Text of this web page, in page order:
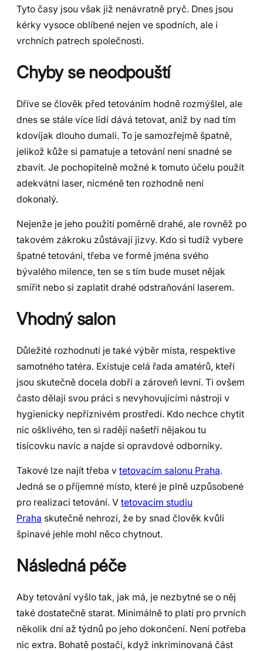
Tyto časy jsou však již nenávratně pryč. Dnes jsou
kérky vysoce oblíbené nejen ve spodních, ale i
vrchních patrech společnosti.
Chyby se neodpouští
Dříve se člověk před tetováním hodně rozmýšlel, ale
dnes se stále více lidí dává tetovat, aniž by nad tím
kdovíjak dlouho dumali. To je samozřejmě špatně,
jelikož kůže si pamatuje a tetování není snadné se
zbavit. Je pochopitelně možné k tomuto účelu použít
adekvátní laser, nicméně ten rozhodně není
dokonalý.
Nejenže je jeho použití poměrně drahé, ale rovněž po
takovém zákroku zůstávají jizvy. Kdo si tudíž vybere
špatné tetování, třeba ve formě jména svého
bývalého milence, ten se s tím bude muset nějak
smířit nebo si zaplatit drahé odstraňování laserem.
Vhodný salon
Důležité rozhodnutí je také výběr místa, respektive
samotného tatéra. Existuje celá řada amatérů, kteří
jsou skutečně docela dobří a zároveň levní. Ti ovšem
často dělají svou práci s nevyhovujícími nástroji v
hygienicky nepříznivém prostředí. Kdo nechce chytit
nic ošklivého, ten si raději našetří nějakou tu
tisícovku navíc a najde si opravdové odborníky.
Takové lze najít třeba v tetovacím salonu Praha.
Jedná se o příjemné místo, které je plně uzpůsobené
pro realizaci tetování. V tetovacím studiu
Praha skutečně nehrozí, že by snad člověk kvůli
špinavé jehle mohl něco chytnout.
Následná péče
Aby tetování vyšlo tak, jak má, je nezbytné se o něj
také dostatečně starat. Minimálně to platí pro prvních
několik dní až týdnů po jeho dokončení. Není potřeba
nic extra. Bohatě postačí, když inkriminovaná část